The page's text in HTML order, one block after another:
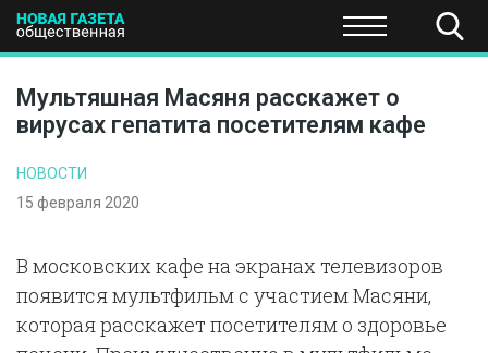
ПОЛИТИКА ЭКОНОМИКА НАУКА И
Мультяшная Масяня расскажет о
вирусах гепатита посетителям кафе
НОВОСТИ
15 февраля 2020
В московских кафе на экранах телевизоров
появится мультфильм с участием Масяни,
которая расскажет посетителям о здоровье